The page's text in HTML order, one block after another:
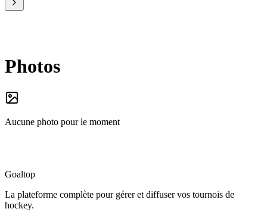
Photos
Aucune photo pour le moment
Goaltop
La plateforme complète pour gérer et diffuser vos tournois de
hockey.